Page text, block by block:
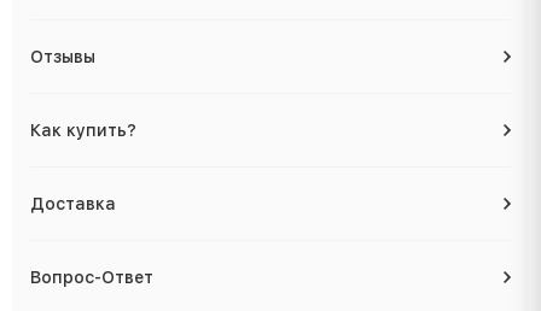
Отзывы
Как купить?
Доставка
Вопрос-Ответ